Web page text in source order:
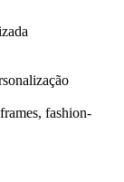
fashion-